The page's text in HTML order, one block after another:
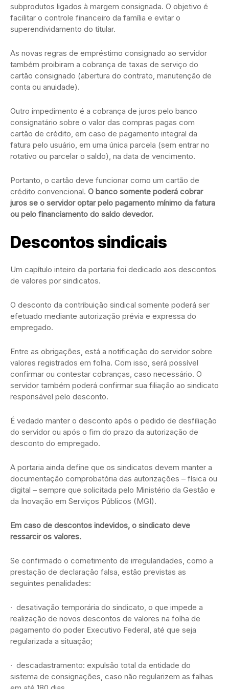
subprodutos ligados à margem consignada. O objetivo é
facilitar o controle financeiro da família e evitar o
superendividamento do titular.
As novas regras de empréstimo consignado ao servidor
também proibiram a cobrança de taxas de serviço do
cartão consignado (abertura do contrato, manutenção de
conta ou anuidade).
Outro impedimento é a cobrança de juros pelo banco
consignatário sobre o valor das compras pagas com
cartão de crédito, em caso de pagamento integral da
fatura pelo usuário, em uma única parcela (sem entrar no
rotativo ou parcelar o saldo), na data de vencimento.
Portanto, o cartão deve funcionar como um cartão de
crédito convencional. O banco somente poderá cobrar
juros se o servidor optar pelo pagamento mínimo da fatura
ou pelo financiamento do saldo devedor.
Descontos sindicais
Um capítulo inteiro da portaria foi dedicado aos descontos
de valores por sindicatos.
O desconto da contribuição sindical somente poderá ser
efetuado mediante autorização prévia e expressa do
empregado.
Entre as obrigações, está a notificação do servidor sobre
valores registrados em folha. Com isso, será possível
confirmar ou contestar cobranças, caso necessário. O
servidor também poderá confirmar sua filiação ao sindicato
responsável pelo desconto.
É vedado manter o desconto após o pedido de desfiliação
do servidor ou após o fim do prazo da autorização de
desconto do empregado.
A portaria ainda define que os sindicatos devem manter a
documentação comprobatória das autorizações – física ou
digital – sempre que solicitada pelo Ministério da Gestão e
da Inovação em Serviços Públicos (MGI).
Em caso de descontos indevidos, o sindicato deve
ressarcir os valores.
Se confirmado o cometimento de irregularidades, como a
prestação de declaração falsa, estão previstas as
seguintes penalidades:
· desativação temporária do sindicato, o que impede a
realização de novos descontos de valores na folha de
pagamento do poder Executivo Federal, até que seja
regularizada a situação;
· descadastramento: expulsão total da entidade do
sistema de consignações, caso não regularizem as falhas